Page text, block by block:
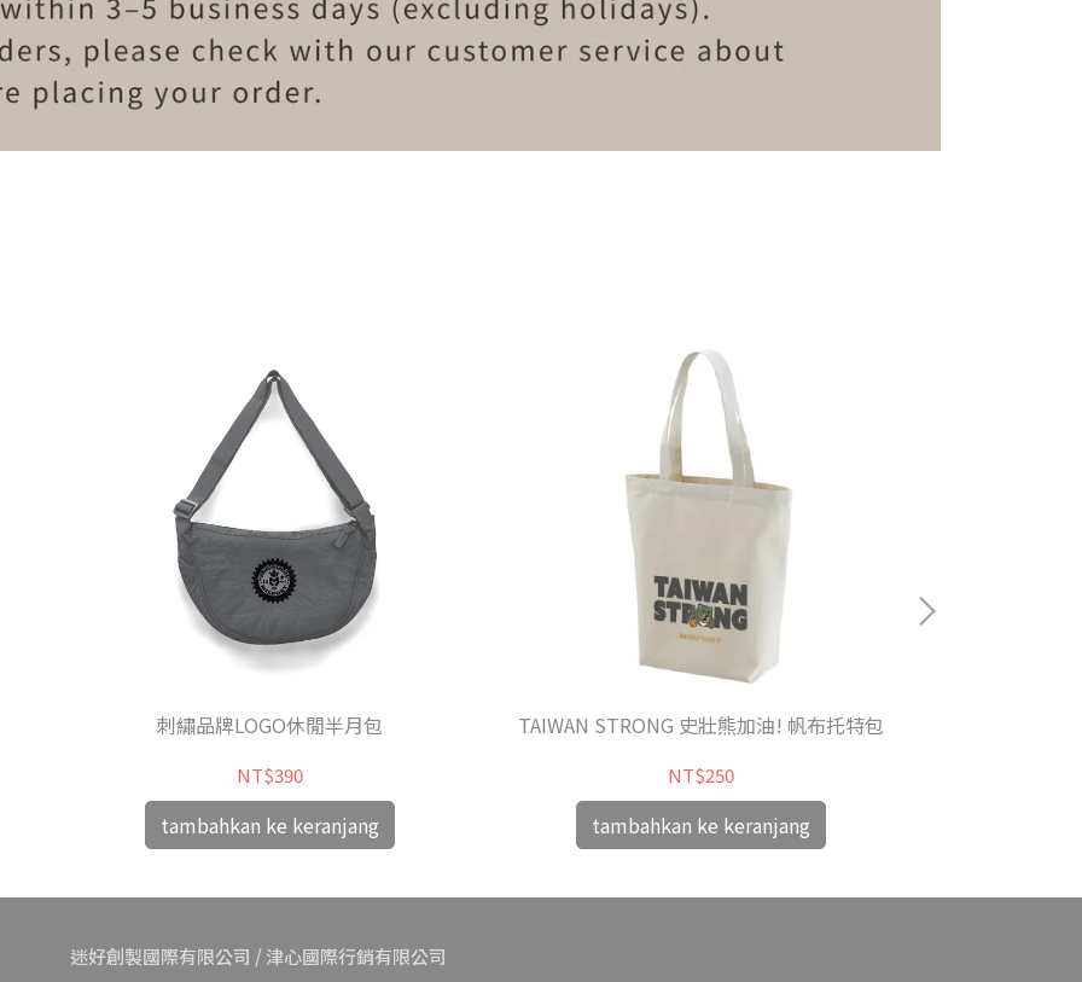
刺繡品牌LOGO休閒半月包
NT$390
tambahkan ke keranjang
TAIWAN STRONG 史壯熊加油! 帆布托特包
NT$250
tambahkan ke keranjang
迷好創製國際有限公司 / 津心國際行銷有限公司